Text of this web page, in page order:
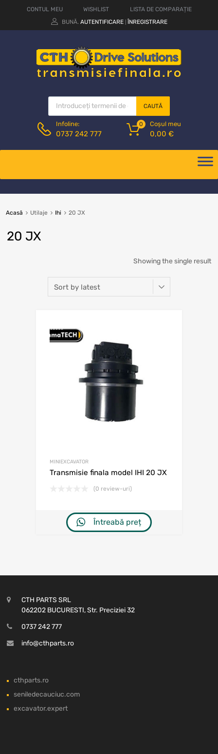
CONTUL MEU WISHLIST
LISTA DE COMPARAȚIE
BUNĂ. AUTENTIFICARE ÎNREGISTRARE
CAUTĂ
Infoline:
0737 242 777
Coșul meu
0,00 €
0
Acasă Utilaje Ihi 20 JX
20 JX
Showing the single result
MINIEXCAVATOR
Transmisie finala model IHI 20 JX
(0 review-uri)
Întreabă preț
CTH PARTS SRL
062202 BUCURESTI, Str. Preciziei 32
0737 242 777
info@cthparts.ro
cthparts.ro
seniledecauciuc.com
excavator.expert